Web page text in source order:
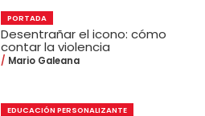
PORTADA
Desentrañar el icono: cómo
contar la violencia
Mario Galeana
EDUCACIÓN PERSONALIZANTE